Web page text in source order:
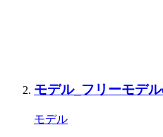
モデル_フリーモデ
モデル